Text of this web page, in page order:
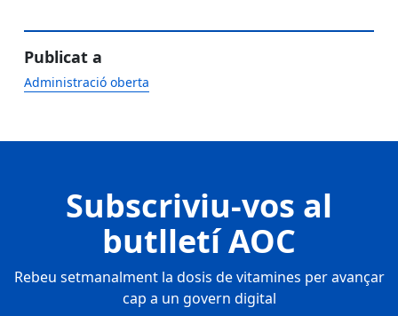
Publicat a
Administració oberta
Subscriviu-vos al
butlletí AOC
Rebeu setmanalment la dosis de vitamines per avançar
cap a un govern digital